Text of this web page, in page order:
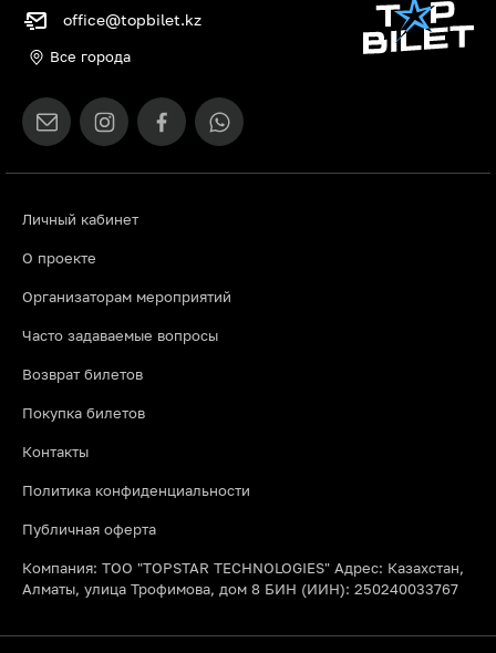
Личный кабинет
О проекте
Организаторам мероприятий
Часто задаваемые вопросы
Возврат билетов
Покупка билетов
Контакты
Политика конфиденциальности
Публичная оферта
Компания: ТОО "TOPSTAR TECHNOLOGIES" Адрес: Казахстан,
Алматы, улица Трофимова, дом 8 БИН (ИИН): 250240033767
office@topbilet.kz
Все города